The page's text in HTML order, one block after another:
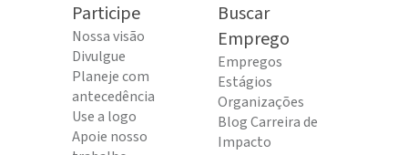
Participe
Nossa visão
Divulgue
Planeje com
antecedência
Use a logo
Apoie nosso
Buscar
Emprego
Empregos
Estágios
Organizações
Blog Carreira de
Impacto